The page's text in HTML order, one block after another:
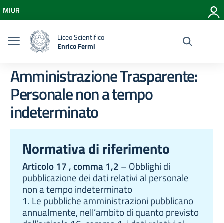
Vai al menu di navigazione
Vai al footer
MIUR
Liceo Scientifico
Enrico Fermi
Amministrazione Trasparente:
Personale non a tempo
indeterminato
Normativa di riferimento
Articolo 17 , comma 1,2 – Obblighi di
pubblicazione dei dati relativi al personale
non a tempo indeterminato
1. Le pubbliche amministrazioni pubblicano
annualmente, nell’ambito di quanto previsto